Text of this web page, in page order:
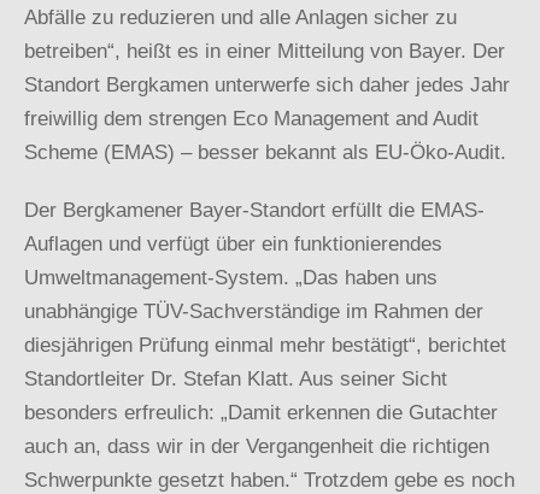
Abfälle zu reduzieren und alle Anlagen sicher zu
betreiben“, heißt es in einer Mitteilung von Bayer. Der
Standort Bergkamen unterwerfe sich daher jedes Jahr
freiwillig dem strengen Eco Management and Audit
Scheme (EMAS) – besser bekannt als EU-Öko-Audit.
Der Bergkamener Bayer-Standort erfüllt die EMAS-
Auflagen und verfügt über ein funktionierendes
Umweltmanagement-System. „Das haben uns
unabhängige TÜV-Sachverständige im Rahmen der
diesjährigen Prüfung einmal mehr bestätigt“, berichtet
Standortleiter Dr. Stefan Klatt. Aus seiner Sicht
besonders erfreulich: „Damit erkennen die Gutachter
auch an, dass wir in der Vergangenheit die richtigen
Schwerpunkte gesetzt haben.“ Trotzdem gebe es noch